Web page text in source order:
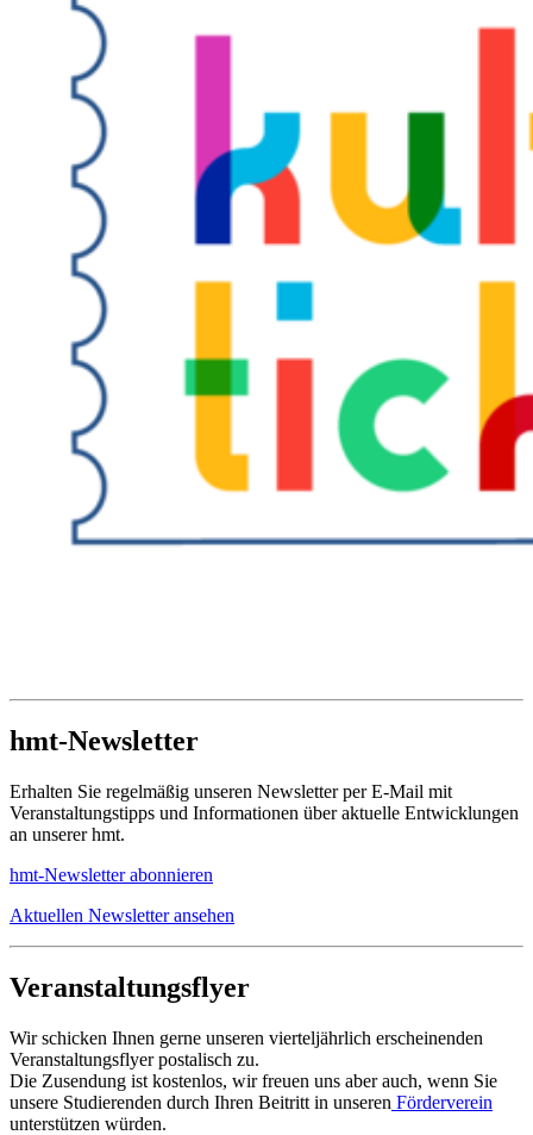
hmt-Newsletter
Erhalten Sie regelmäßig unseren Newsletter per E-Mail mit
Veranstaltungstipps und Informationen über aktuelle Entwicklungen
an unserer hmt.
hmt-Newsletter abonnieren
Aktuellen Newsletter ansehen
Veranstaltungsflyer
Wir schicken Ihnen gerne unseren vierteljährlich erscheinenden
Veranstaltungsflyer postalisch zu.
Die Zusendung ist kostenlos, wir freuen uns aber auch, wenn Sie
unsere Studierenden durch Ihren Beitritt in unseren Förderverein
unterstützen würden.